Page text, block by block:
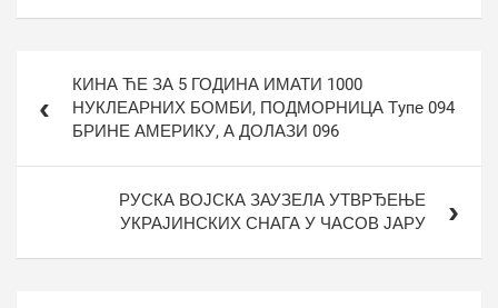
чланкаКИНА ЋЕ ЗА 5 ГОДИНА ИМАТИ 1000
НУКЛЕАРНИХ БОМБИ, ПОДМОРНИЦА Тyпе 094
БРИНЕ АМЕРИКУ, А ДОЛАЗИ 096
РУСКА ВОЈСКА ЗАУЗЕЛА УТВРЂЕЊЕ
УКРАЈИНСКИХ СНАГА У ЧАСОВ ЈАРУ